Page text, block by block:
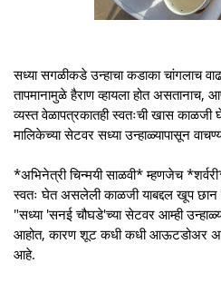
सध्या सगळीकडे उन्हाचा कडाका चांगलाच
तापमानामुळे हैराण व्हायला होत
व्यस्त वेळापत्रकातही स्वतःची खास
मालिकेच्या सेटवर सध्या उन्हाळ्यापासून
*अभिनेत्री चिन्मयी साळवी* म्हणजेच
स्वतः घेत असलेली काळजी याबद्दल खूप छान
"सध्या 'सनई चौघडे'च्या सेटवर आम्ही
आहोत, कारण शूट कधी कधी आऊटडोअर
आहे.